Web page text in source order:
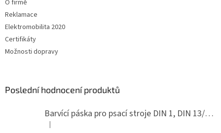
O firmě
Reklamace
Elektromobilita 2020
Certifikáty
Možnosti dopravy
Poslední hodnocení produktů
Barvící páska pro psací stroje DIN 1, DIN 13/10, LAND, PA červenočerná
Hodnocení produktu je 5 z 5 hvězdiček.
|